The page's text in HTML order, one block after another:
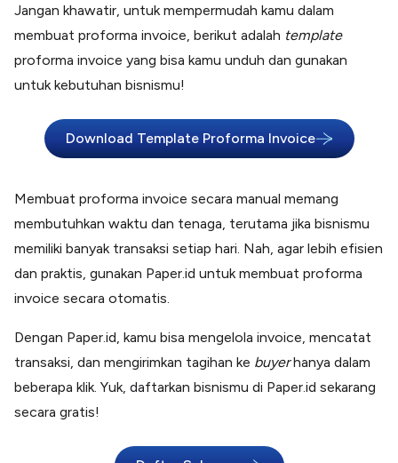
Jangan khawatir, untuk mempermudah kamu dalam
membuat proforma invoice, berikut adalah template
proforma invoice yang bisa kamu unduh dan gunakan
untuk kebutuhan bisnismu!
Download Template Proforma Invoice
Membuat proforma invoice secara manual memang
membutuhkan waktu dan tenaga, terutama jika bisnismu
memiliki banyak transaksi setiap hari. Nah, agar lebih efisien
dan praktis, gunakan Paper.id untuk membuat proforma
invoice secara otomatis.
Dengan Paper.id, kamu bisa mengelola invoice, mencatat
transaksi, dan mengirimkan tagihan ke buyerhanya dalam
beberapa klik. Yuk, daftarkan bisnismu di Paper.id sekarang
secara gratis!